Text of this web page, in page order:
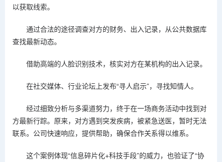
以获取线索。
通过合法的途径调查对方的财务、出入记录，从公共数据库
查找最新动态。
借助高端的人脸识别技术，核实对方在某机构的出入记录。
在社交媒体、行业论坛上发布“寻人启示”，寻找知情人。
经过细致分析与多渠道努力，终于在一场商务活动中找到对
方最新行踪。原来，对方遇到突发疾病，被紧急送医，暂时无法
联系。公司快速响应，提供帮助，确保合作关系得以维系。
这个案例体现“信息碎片化+科技手段”的威力，也验证了“协